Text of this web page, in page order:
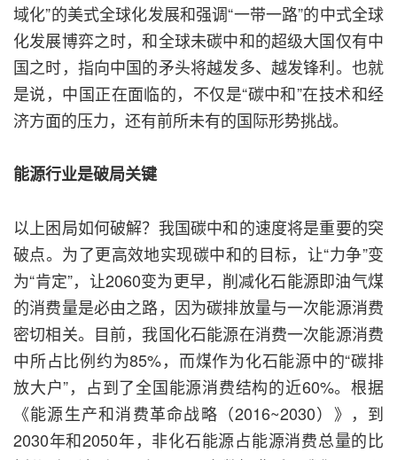
域化”的美式全球化发展和强调“一带一路”的中式全球
化发展博弈之时，和全球未碳中和的超级大国仅有中
国之时，指向中国的矛头将越发多、越发锋利。也就
是说，中国正在面临的，不仅是“碳中和”在技术和经
济方面的压力，还有前所未有的国际形势挑战。
能源行业是破局关键
以上困局如何破解？我国碳中和的速度将是重要的突
破点。为了更高效地实现碳中和的目标，让“力争”变
为“肯定”，让2060变为更早，削减化石能源即油气煤
的消费量是必由之路，因为碳排放量与一次能源消费
密切相关。目前，我国化石能源在消费一次能源消费
中所占比例约为85%，而煤作为化石能源中的“碳排
放大户”，占到了全国能源消费结构的近60%。根据
《能源生产和消费革命战略（2016~2030）》，到
2030年和2050年，非化石能源占能源消费总量的比